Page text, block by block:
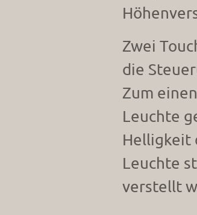
Zwei
die
Zum
Leuchte
Helligkeit
Leuchte
verstellt